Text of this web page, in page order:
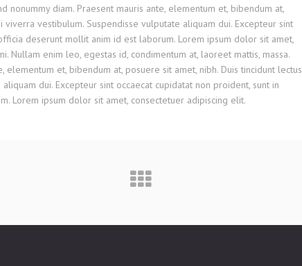
nonummy diam. Praesent mauris ante, elementum et, bibendum at,
viverra vestibulum. Suspendisse vulputate aliquam dui. Excepteur sint
deserunt mollit anim id est laborum. Lorem ipsum dolor sit amet,
Nullam enim leo, egestas id, condimentum at, laoreet mattis, massa.
et, bibendum at, posuere sit amet, nibh. Duis tincidunt lectus
dui. Excepteur sint occaecat cupidatat non proident, sunt in
Lorem ipsum dolor sit amet, consectetuer adipiscing elit.